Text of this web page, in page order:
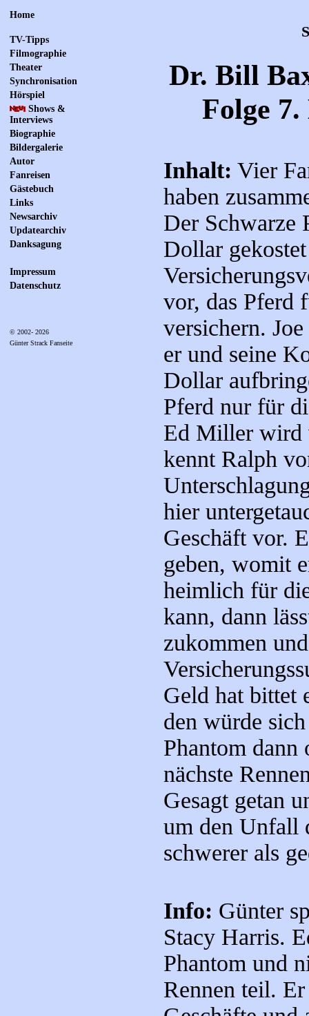
Home
TV-Tipps
Filmographie
Theater
Synchronisation
Hörspiel
Shows &
Interviews
Biographie
Bildergalerie
Autor
Fanreisen
Gästebuch
Links
Newsarchiv
Updatearchiv
Danksagung
Impressum
Datenschutz
© 2002- 2026
Günter Strack Fanseite
Dr. Bill
Folge
Inhalt: Vier
haben
Der Schwarze
Dollar
vor, das Pferd
versichern.
er und seine
Dollar
Pferd nur für
Ed Miller wird
kennt Ralph
hier
Geschäft vor.
geben, womit
heimlich für
kann, dann
zukommen
Geld hat bittet
den würde
Phantom dann
nächste
Gesagt getan
um den Unfall
schwerer als
Info: Günter
Stacy Harris.
Phantom und
Rennen teil.